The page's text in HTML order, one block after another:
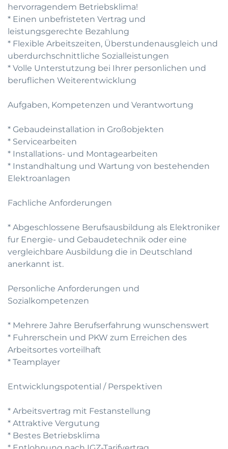
hervorragendem Betriebsklima!
* Einen unbefristeten Vertrag und
leistungsgerechte Bezahlung
* Flexible Arbeitszeiten, Überstundenausgleich und
uberdurchschnittliche Sozialleistungen
* Volle Unterstutzung bei Ihrer personlichen und
beruflichen Weiterentwicklung
Aufgaben, Kompetenzen und Verantwortung
* Gebaudeinstallation in Großobjekten
* Servicearbeiten
* Installations- und Montagearbeiten
* Instandhaltung und Wartung von bestehenden
Elektroanlagen
Fachliche Anforderungen
* Abgeschlossene Berufsausbildung als Elektroniker
fur Energie- und Gebaudetechnik oder eine
vergleichbare Ausbildung die in Deutschland
anerkannt ist.
Personliche Anforderungen und
Sozialkompetenzen
* Mehrere Jahre Berufserfahrung wunschenswert
* Fuhrerschein und PKW zum Erreichen des
Arbeitsortes vorteilhaft
* Teamplayer
Entwicklungspotential / Perspektiven
* Arbeitsvertrag mit Festanstellung
* Attraktive Vergutung
* Bestes Betriebsklima